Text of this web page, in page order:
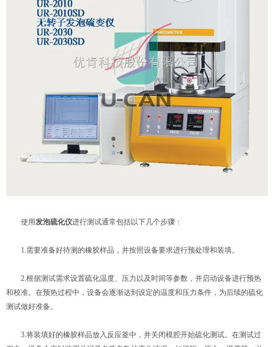
使用发泡硫化仪进行测试通常包括以下几个步骤：
1.需要准备好待测的橡胶样品，并按照设备要求进行预处理和装填。
2.根据测试需求设置硫化温度、压力以及时间等参数，并启动设备进行预热
和校准。在预热过程中，设备会逐渐达到设定的温度和压力条件，为后续的硫化
测试做好准备。
3.将装填好的橡胶样品放入反应釜中，并关闭模腔开始硫化测试。在测试过